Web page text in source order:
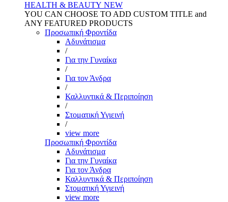
HEALTH & BEAUTY NEW
YOU CAN CHOOSE TO ADD CUSTOM TITLE and
ANY FEATURED PRODUCTS
Προσωπική Φροντίδα
Αδυνάτισμα
/
Για την Γυναίκα
/
Για τον Άνδρα
/
Καλλυντικά & Περιποίηση
/
Στοματική Υγιεινή
/
view more
Προσωπική Φροντίδα
Αδυνάτισμα
Για την Γυναίκα
Για τον Άνδρα
Καλλυντικά & Περιποίηση
Στοματική Υγιεινή
view more